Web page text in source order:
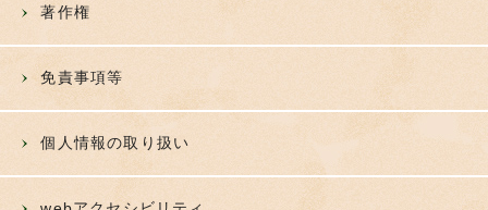
著作権
免責事項等
個人情報の取り扱い